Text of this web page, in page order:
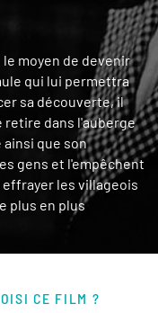
moyen de devenir
qui lui permettra
sa découverte, il
retire dans l'auberge
ainsi que son
gens et l'empêchent
effrayer les villageois
plus en plus
CE FILM ?